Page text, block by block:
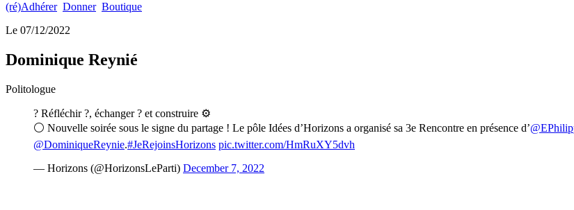
(ré)Adhérer Donner Boutique
Le 07/12/2022
Dominique Reynié
Politologue
? Réfléchir ?, échanger ? et construire ⚙️
⚪️ Nouvelle soirée sous le signe du partage ! Le pôle Idées d’Horizons a organisé sa 3e Rencontre en présence d’
@DominiqueReynie.#JeRejoinsHorizons pic.twitter.com/HmRuXY5dvh
— Horizons (@HorizonsLeParti) December 7, 2022